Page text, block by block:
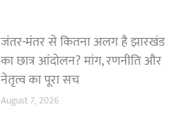
जंतर-मंतर से कितना अलग है झारखंड
का छात्र आंदोलन? मांग, रणनीति और
नेतृत्व का पूरा सच
August 7, 2026